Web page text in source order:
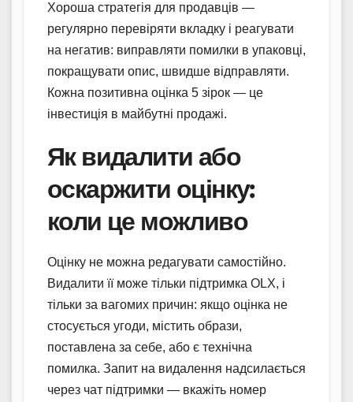
Хороша стратегія для продавців —
регулярно перевіряти вкладку і реагувати
на негатив: виправляти помилки в упаковці,
покращувати опис, швидше відправляти.
Кожна позитивна оцінка 5 зірок — це
інвестиція в майбутні продажі.
Як видалити або
оскаржити оцінку:
коли це можливо
Оцінку не можна редагувати самостійно.
Видалити її може тільки підтримка OLX, і
тільки за вагомих причин: якщо оцінка не
стосується угоди, містить образи,
поставлена за себе, або є технічна
помилка. Запит на видалення надсилається
через чат підтримки — вкажіть номер